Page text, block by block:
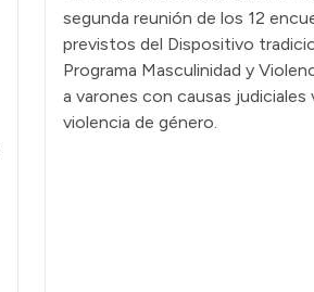
segunda reunión de los 12
previstos del Dispositivo
Programa Masculinidad y
a varones con causas judiciales
violencia de género.